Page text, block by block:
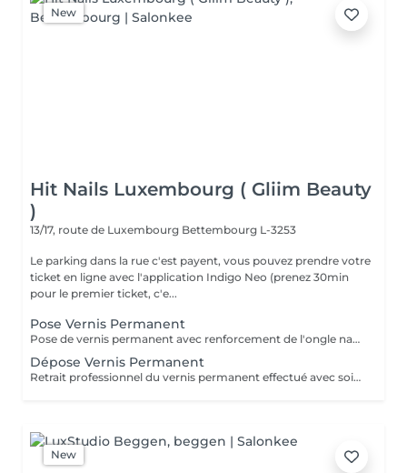
New
Hit Nails Luxembourg ( Gliim Beauty
)
13/17, route de Luxembourg Bettembourg L-3253
Le parking dans la rue c'est payent, vous pouvez prendre votre
ticket en ligne avec l'application Indigo Neo (prenez 30min
pour le premier ticket, c'e...
Pose Vernis Permanent
Pose de vernis permanent avec renforcement de l'ongle naturel pour une meilleure tenue et une résistance accrue. Le service comprend la manucure russe, l'application du gainage pour renforcer la structure de l'ongle et une finition nette, lisse et durable.
Dépose Vernis Permanent
Retrait professionnel du vernis permanent effectué avec soin afin de préserver l'ongle naturel. Le service comprend la manucure russe, la mise en forme de l'ongle et une pose de vernis traditionnel transparent, pour une finition propre, soignée et naturelle.
New